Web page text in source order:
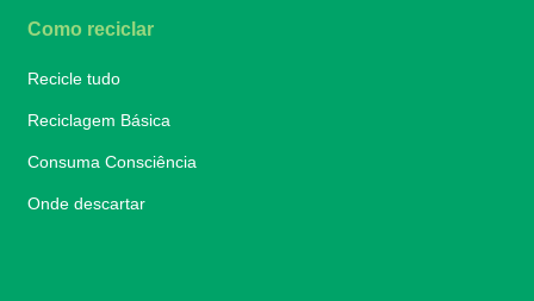
Como reciclar
Recicle tudo
Reciclagem Básica
Consuma Consciência
Onde descartar